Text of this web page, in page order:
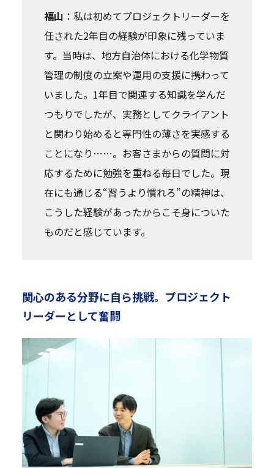
福山 ：私は初めてプロジェクトリーダーを
任された2年目の経験が印象に残っていま
す。当時は、地方自治体における化学物質
管理の制度の立案や運用の支援に携わって
いました。1年目で関連する知識を学んだ
つもりでしたが、実務としてクライアント
と関わり始めると専門性の薄さを実感する
ことになり……。お客さまからの質問に対
応するために勉強を重ねる毎日でした。現
在にも通じる“習うより慣れろ”の精神は、
こうした経験があったからこそ身についた
ものだと感じています。
関心のある分野に自ら挑戦。プロジェクト
リーダーとして奮闘